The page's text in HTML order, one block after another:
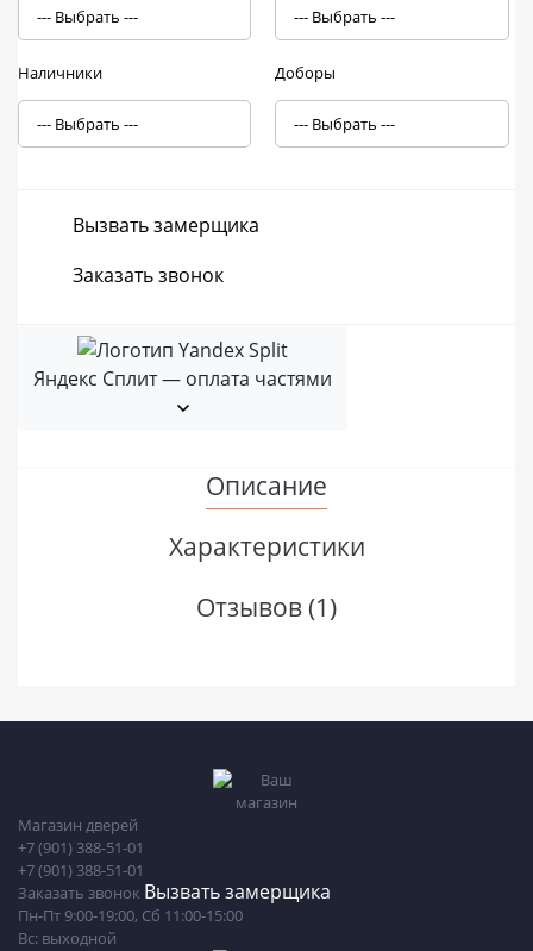
Наличники Доборы
Вызвать замерщика
Заказать звонок
Яндекс Сплит — оплата частями
Описание
Характеристики
Отзывов (1)
Магазин дверей
+7 (901) 388-51-01
+7 (901) 388-51-01
Заказать звонок Вызвать замерщика
Пн-Пт 9:00-19:00, Сб 11:00-15:00
Вс: выходной